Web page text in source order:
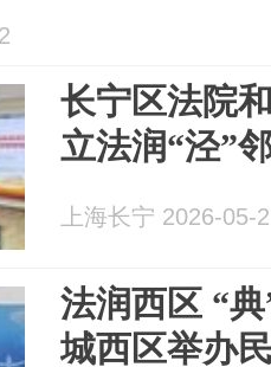
长宁区法院
立法润“泾”
上海长宁 2026-05-
法润西区 “
城西区举办